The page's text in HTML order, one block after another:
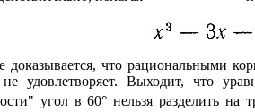
доказывается, что рациональными
удовлетворяет. Выходит, что
угол в 60° нельзя разделить